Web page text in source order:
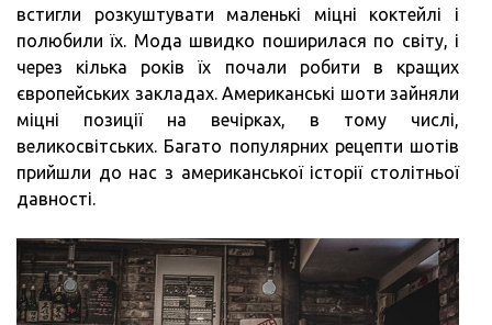
встигли розкуштувати маленькі міцні коктейлі і
полюбили їх. Мода швидко поширилася по світу, і
через кілька років їх почали робити в кращих
європейських закладах. Американські шоти зайняли
міцні позиції на вечірках, в тому числі,
великосвітських. Багато популярних рецепти шотів
прийшли до нас з американської історії столітньої
давності.